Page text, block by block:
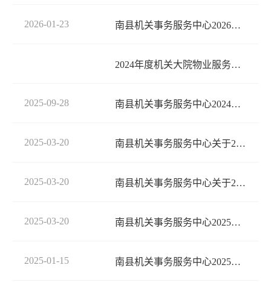
2026-01-23 南县机关事务服务中心2026年部门预算
2024年度机关大院物业服务项目绩效评价报告（湘财苑绩评字〔2025〕1-015号）
2025-09-28 南县机关事务服务中心2024年度部门决算公开
2025-03-20 南县机关事务服务中心关于2024年度机关运行保障项目经费绩效的自评报告
2025-03-20 南县机关事务服务中心关于2024年度预算绩效自评的工作报告
2025-03-20 南县机关事务服务中心2025年部门项目绩效公开
2025-01-15 南县机关事务服务中心2025年部门预算